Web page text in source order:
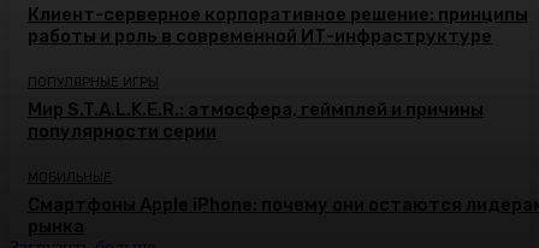
Клиент-серверное корпоративное решение: принципы
работы и роль в современной ИТ-инфраструктуре
ПОПУЛЯРНЫЕ ИГРЫ
Мир S.T.A.L.K.E.R.: атмосфера, геймплей и причины
популярности серии
МОБИЛЬНЫЕ
Смартфоны Apple iPhone: почему они остаются
рынка